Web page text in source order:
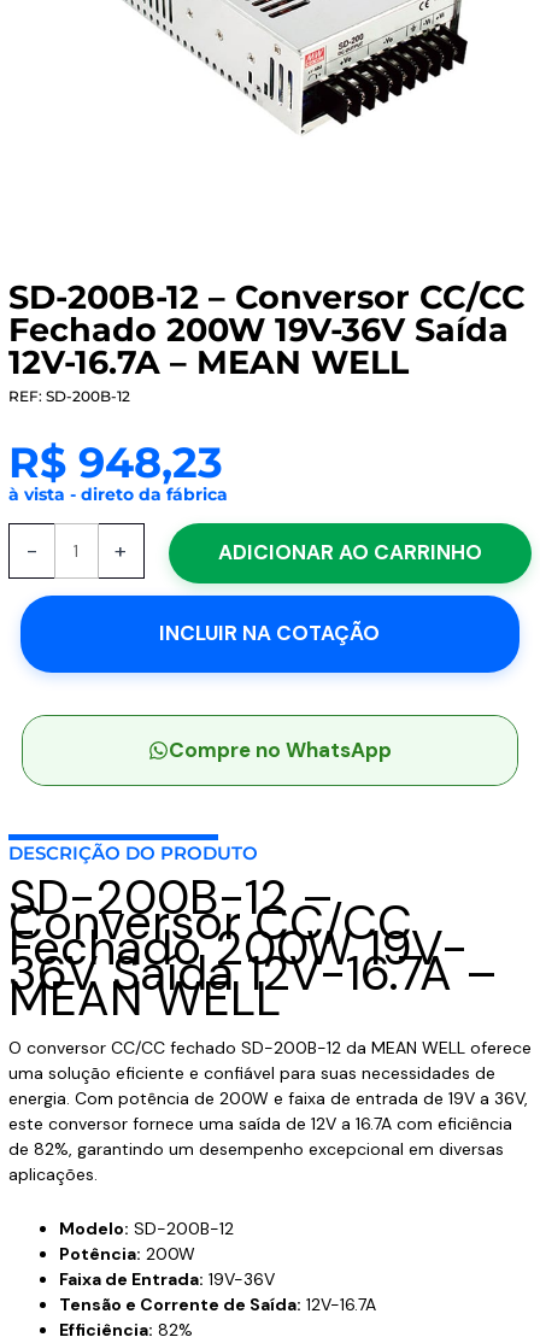
SD-200B-12 – Conversor CC/CC
Fechado 200W 19V-36V Saída
12V-16.7A – MEAN WELL
REF: SD-200B-12
R$948,23
à vista - direto da fábrica
-
Conversor
CC/CC
200W
36V
16.7A
-
MEAN
WELL
quantidade
+ ADICIONAR AO CARRINHO
INCLUIR NA COTAÇÃO
Compre no WhatsApp
DESCRIÇÃO DO PRODUTO
SD-200B-12 –
Conversor CC/CC
Fechado 200W 19V-
36V Saída 12V-16.7A –
MEAN WELL
O conversor CC/CC fechado SD-200B-12 da MEAN WELL oferece
uma solução eficiente e confiável para suas necessidades de
energia. Com potência de 200W e faixa de entrada de 19V a 36V,
este conversor fornece uma saída de 12V a 16.7A com eficiência
de 82%, garantindo um desempenho excepcional em diversas
aplicações.
Modelo: SD-200B-12
Potência: 200W
Faixa de Entrada: 19V-36V
Tensão e Corrente de Saída: 12V-16.7A
Efficiência: 82%